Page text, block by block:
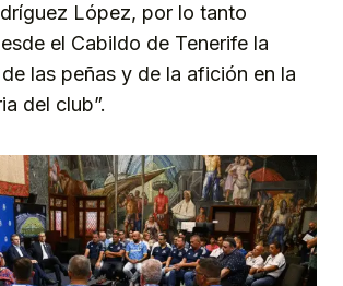
López, por lo tanto
el Cabildo de Tenerife la
las peñas y de la afición en la
del club”.